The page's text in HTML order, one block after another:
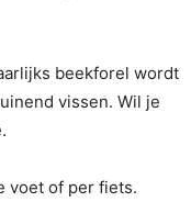
beekforel wordt
vissen. Wil je
voet of per fiets.